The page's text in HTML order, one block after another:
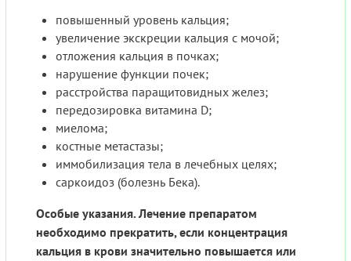
повышенный уровень кальция;
увеличение экскреции кальция с мочой;
отложения кальция в почках;
нарушение функции почек;
расстройства паращитовидных желез;
передозировка витамина D;
миелома;
костные метастазы;
иммобилизация тела в лечебных целях;
саркоидоз (болезнь Бека).
Особые указания. Лечение препаратом
необходимо прекратить, если концентрация
кальция в крови значительно повышается или